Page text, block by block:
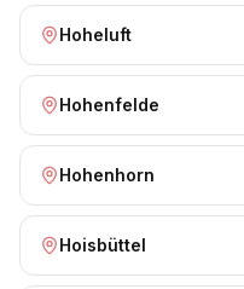
Hoheluft
Hohenfelde
Hohenhorn
Hoisbüttel